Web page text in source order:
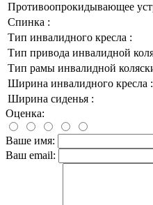
Противоопрокидывающее
Спинка :
Тип инвалидного кресла :
Тип привода инвалидной
Тип рамы инвалидной
Ширина инвалидного кресла :
Ширина сиденья :
Оценка:
Ваше имя:
Ваш email: